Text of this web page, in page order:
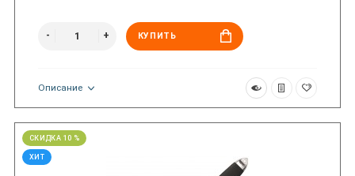
КУПИТЬ
Описание
СКИДКА 10 %
ХИТ